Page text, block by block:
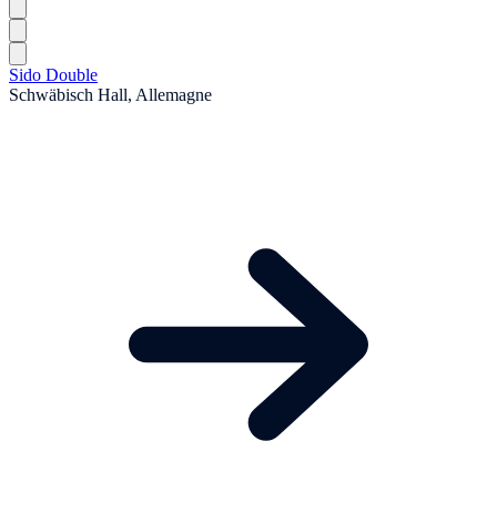
Sido Double
Schwäbisch Hall, Allemagne